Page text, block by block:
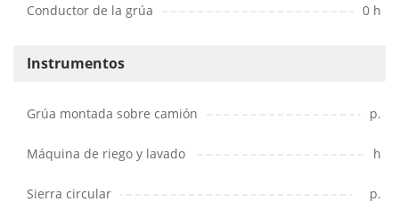
Conductor de la grúa 0 h
Instrumentos
Grúa montada sobre camión p.
Máquina de riego y lavado h
Sierra circular p.